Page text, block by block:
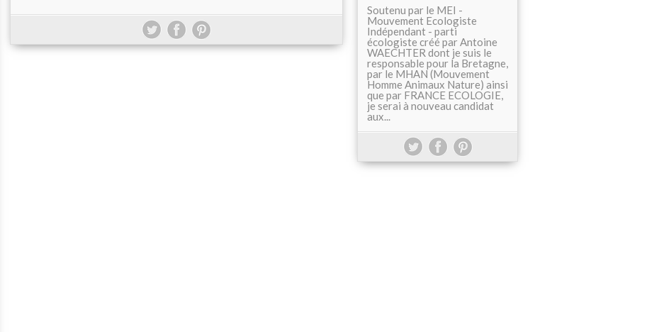
Soutenu par le MEI -
Mouvement Ecologiste
Indépendant - parti
écologiste créé par Antoine
WAECHTER dont je suis le
responsable pour la Bretagne,
par le MHAN (Mouvement
Homme Animaux Nature) ainsi
que par FRANCE ECOLOGIE,
je serai à nouveau candidat
aux...